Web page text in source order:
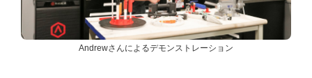
Andrewさんによるデモンストレーション